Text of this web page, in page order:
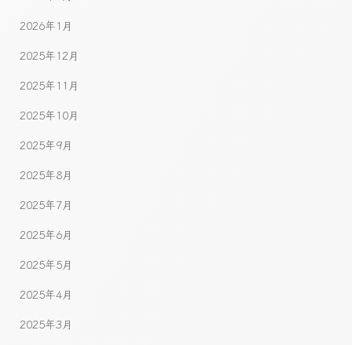
2026年1月
2025年12月
2025年11月
2025年10月
2025年9月
2025年8月
2025年7月
2025年6月
2025年5月
2025年4月
2025年3月